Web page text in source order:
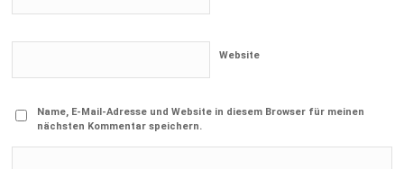
Website
Name, E-Mail-Adresse und Website in diesem Browser für meinen
nächsten Kommentar speichern.